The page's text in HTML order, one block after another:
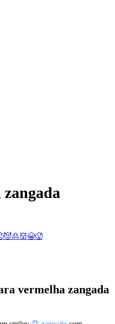
😈🙎👹😭🥵
vermelha zangada